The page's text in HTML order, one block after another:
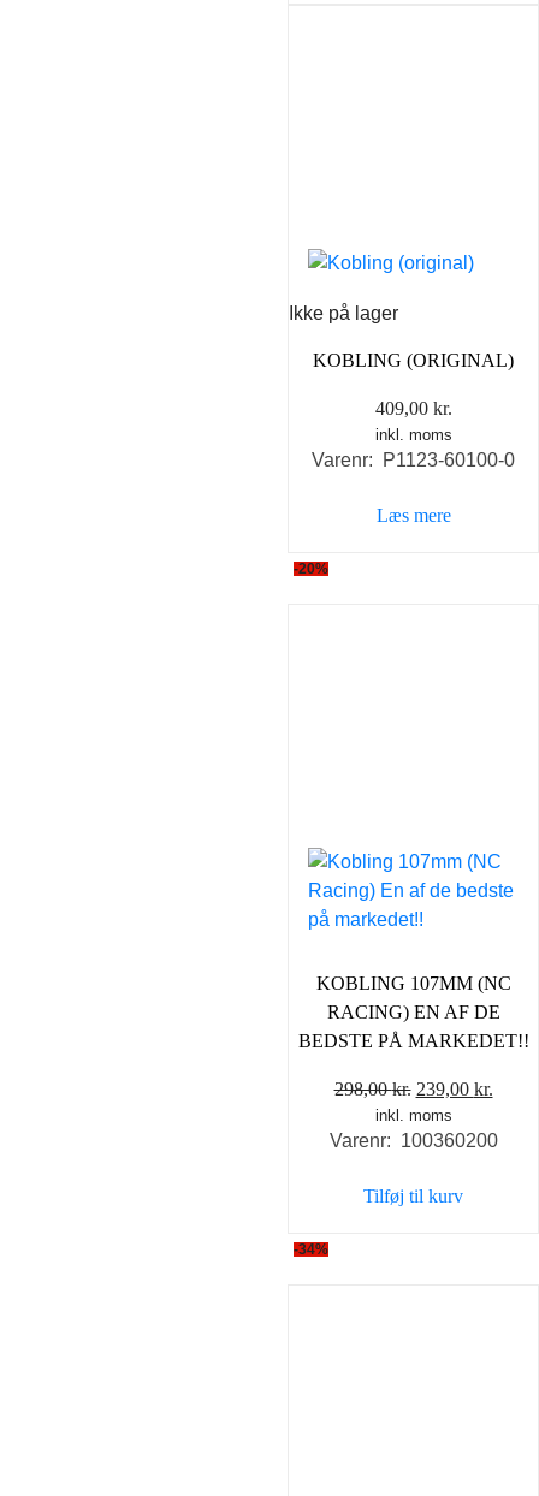
Ikke på lager
KOBLING (ORIGINAL)
409,00 kr.
inkl. moms
Varenr: P1123-60100-0
Læs mere
-20%
KOBLING 107MM (NC
RACING) EN AF DE
BEDSTE PÅ MARKEDET!!
298,00kr. Den
oprindelige
pris
298,00 kr..
239,00 kr.
pris
inkl. moms
Varenr: 100360200
Tilføj til kurv
-34%